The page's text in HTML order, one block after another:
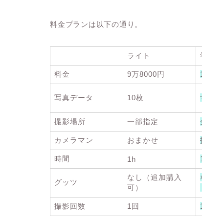
料金プランは以下の通り。
ライト
料金 9万8000円
写真データ 10枚
撮影場所 一部指定
カメラマン おまかせ
時間 1h
グッツ
なし（追加購入
可）
撮影回数 1回